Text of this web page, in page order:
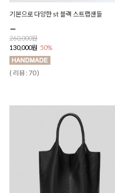
기본으로 다양한 st 블랙 스트랩샌들
260,000원
130,000원 50%
( 리뷰 : 70 )